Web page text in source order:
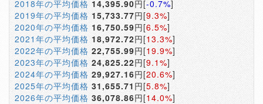
2018年の平均価格 14,395.90円[-0.7%]
2019年の平均価格 15,733.77円[9.3%]
2020年の平均価格 16,750.59円[6.5%]
2021年の平均価格 18,972.72円[13.3%]
2022年の平均価格 22,755.99円[19.9%]
2023年の平均価格 24,825.22円[9.1%]
2024年の平均価格 29,927.16円[20.6%]
2025年の平均価格 31,655.71円[5.8%]
2026年の平均価格 36,078.86円[14.0%]